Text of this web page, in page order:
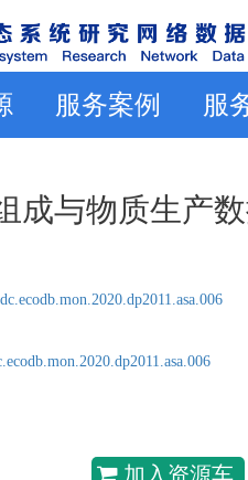
服务案例 服
成与物质生产
加入资源车